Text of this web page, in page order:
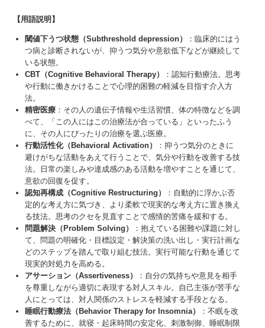
【用語説明】
閾値下うつ状態（Subthreshold depression）
：臨床的にはう
つ病と診断されないが、抑うつ気分や意欲低下などが継続して
いる状態。
CBT（Cognitive Behavioral Therapy）
：認知⾏動療法。思考
や⾏動に働きかけることで⼼理的困難の軽減を⽬指す介⼊⽅
法。
精密医療：その人の遺伝子情報や生活習慣、体の特徴などを調
べて、「この人にはこの治療法が合っている」といったふう
に、その人にぴったりの治療を選ぶ医療。
⾏動活性化（Behavioral Activation）
：抑うつ気分のときに
避けがちな活動をあえて⾏うことで、気分や⾏動を改善する技
法。⽇常の楽しみや達成感のある活動を増やすことを通じて、
意欲の回復を促す。
認知再構成（Cognitive Restructuring）
：⾃動的に浮かぶ否
定的な考え⽅に気づき、より柔軟で現実的な考え⽅に置き換え
る技法。思考のクセを⾒直すことで感情的苦痛を緩和する。
問題解決（Problem Solving）
：抱えている困難や課題に対し
て、問題の明確化・⽬標設定・解決策の洗い出し・実⾏計画な
どのステップを踏んで取り組む技法。実⾏可能な⾏動を通じて
現実的対処⼒を⾼める。
アサーション（Assertiveness）
：⾃分の気持ちや意⾒を相⼿
を尊重しながら適切に表現する対⼈スキル。⾃⼰主張が苦⼿な
⼈にとっては、対⼈関係のストレスを軽減する⼿段となる。
睡眠⾏動療法（Behavior Therapy for Insomnia）
：不眠を改
善するために、就寝・起床時間の安定化、刺激制御、睡眠制限